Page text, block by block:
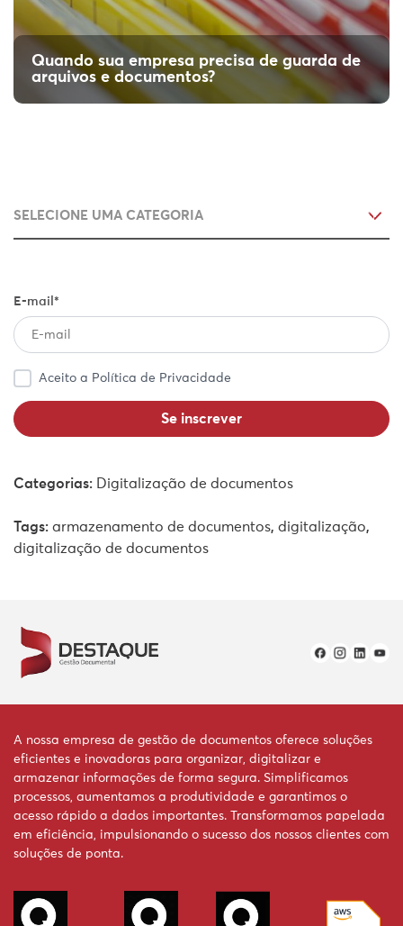
Entenda a validade jurídica de
documentos digitalizados
Quando sua empresa precisa de guarda de
arquivos e documentos?
Quando sua empresa precisa de guarda
No artigo, identifique os sinais de que sua empresa
documentos para otimizar processos. Veja!
E-mail*
Aceito a Política de Privacidade
Categorias: Digitalização de documentos
Tags: armazenamento de documentos, digitalização,
digitalização de documentos
A nossa empresa de gestão de documentos oferece soluções
eficientes e inovadoras para organizar, digitalizar e
armazenar informações de forma segura. Simplificamos
processos, aumentamos a produtividade e garantimos o
acesso rápido a dados importantes. Transformamos papelada
em eficiência, impulsionando o sucesso dos nossos clientes com
soluções de ponta.